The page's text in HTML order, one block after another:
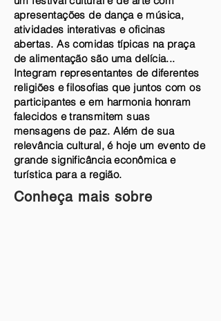
apresentações de dança e música,
atividades interativas e oficinas
abertas. As comidas típicas na praça
de alimentação são uma delícia...
Integram representantes de diferentes
religiões e filosofias que juntos com os
participantes e em harmonia honram
falecidos e transmitem suas
mensagens de paz. Além de sua
relevância cultural, é hoje um evento de
grande significância econômica e
turística para a região.
Conheça mais sobre